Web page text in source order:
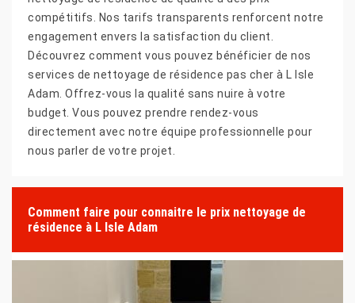
compétitifs. Nos tarifs transparents renforcent notre
engagement envers la satisfaction du client.
Découvrez comment vous pouvez bénéficier de nos
services de nettoyage de résidence pas cher à L Isle
Adam. Offrez-vous la qualité sans nuire à votre
budget. Vous pouvez prendre rendez-vous
directement avec notre équipe professionnelle pour
nous parler de votre projet.
Comment faire pour connaitre le prix nettoyage de
résidence à L Isle Adam